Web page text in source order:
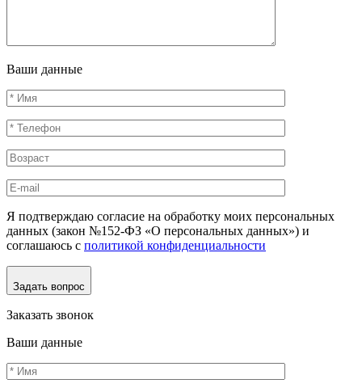
Ваши данные
Я подтверждаю согласие на обработку моих персональных
данных (закон №152-ФЗ «О персональных данных») и
соглашаюсь с политикой конфиденциальности
Задать вопрос
Заказать звонок
Ваши данные